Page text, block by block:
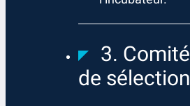
3. Comité
de sélection